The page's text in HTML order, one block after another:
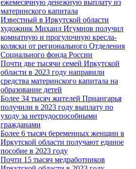
ежемесячную денежную выплату из
материнского капитала
Известный в Иркутской области
художник Михаил Игумнов получил
комнатную и прогулочную кресла-
коляски от регионального Отделения
Социального фонда России
Почти две тысячи семей Иркутской
области в 2023 году направили
средства материнского капитала на
образование детей
Более 34 тысяч жителей Приангарья
получили в 2023 году выплату по
уходу за нетрудоспособными
гражданами
Более 6 тысяч беременных женщин в
Иркутской области получают единое
пособие в 2023 году
Почти 15 тысяч медработников